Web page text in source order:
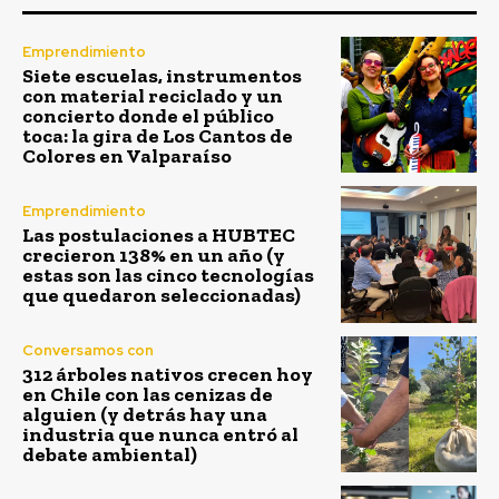
Emprendimiento
Siete escuelas, instrumentos
con material reciclado y un
concierto donde el público
toca: la gira de Los Cantos de
Colores en Valparaíso
Emprendimiento
Las postulaciones a HUBTEC
crecieron 138% en un año (y
estas son las cinco tecnologías
que quedaron seleccionadas)
Conversamos con
312 árboles nativos crecen hoy
en Chile con las cenizas de
alguien (y detrás hay una
industria que nunca entró al
debate ambiental)